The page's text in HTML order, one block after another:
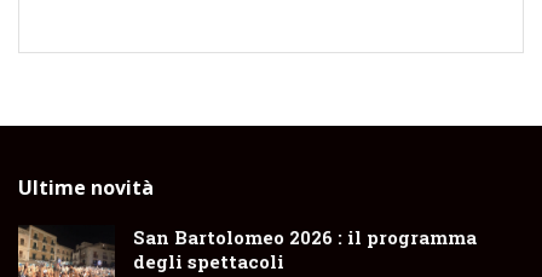
Ultime novità
San Bartolomeo 2026 : il programma
degli spettacoli